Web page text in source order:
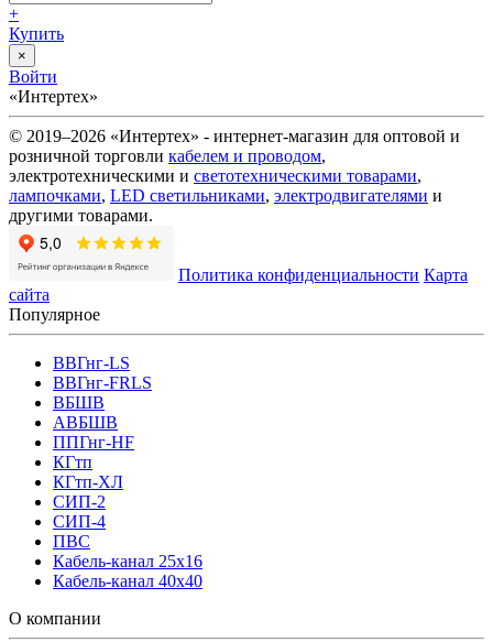
+
Купить
×
Войти
«Интертех»
© 2019–2026 «Интертех» - интернет-магазин для оптовой и
розничной торговли кабелем и проводом,
электротехническими и светотехническими товарами,
лампочками, LED светильниками, электродвигателями и
другими товарами.
Политика конфиденциальности Карта
сайта
Популярное
ВВГнг-LS
ВВГнг-FRLS
ВБШВ
АВБШВ
ППГнг-HF
КГтп
КГтп-ХЛ
СИП-2
СИП-4
ПВС
Кабель-канал 25х16
Кабель-канал 40х40
О компании